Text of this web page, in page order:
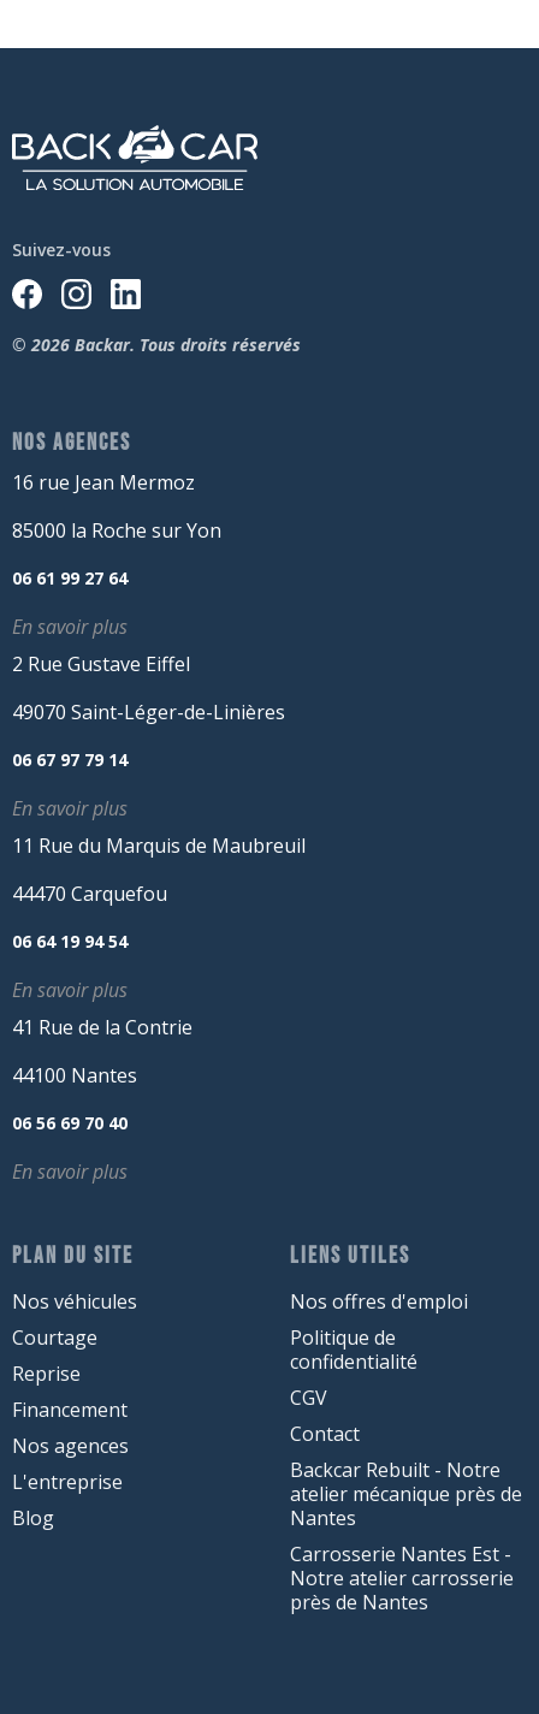
Suivez-vous
© 2026 Backar. Tous droits réservés
NOS AGENCES
16 rue Jean Mermoz
85000 la Roche sur Yon
06 61 99 27 64
En savoir plus
2 Rue Gustave Eiffel
49070 Saint-Léger-de-Linières
06 67 97 79 14
En savoir plus
11 Rue du Marquis de Maubreuil
44470 Carquefou
06 64 19 94 54
En savoir plus
41 Rue de la Contrie
44100 Nantes
06 56 69 70 40
En savoir plus
PLAN DU SITE
Nos véhicules
Courtage
Reprise
Financement
Nos agences
L'entreprise
Blog
LIENS UTILES
Nos offres d'emploi
Politique de
confidentialité
CGV
Contact
Backcar Rebuilt - Notre
atelier mécanique près de
Nantes
Carrosserie Nantes Est -
Notre atelier carrosserie
près de Nantes